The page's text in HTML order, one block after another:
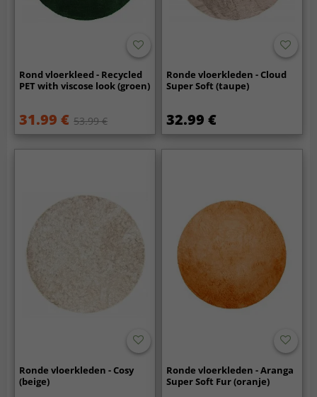
Rond vloerkleed - Recycled
PET with viscose look (groen)
31.99 € 53.99 €
Ronde vloerkleden - Cloud
Super Soft (taupe)
32.99 €
Ronde vloerkleden - Cosy
(beige)
Ronde vloerkleden - Aranga
Super Soft Fur (oranje)